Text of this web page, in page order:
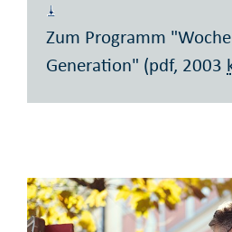
Zum Programm
Generation" (pdf, 2003